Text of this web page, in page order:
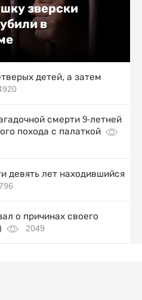
зверски
в
детей, а затем
смерти 9-летней
похода с палаткой
девять лет находившийся
о причинах своего
2049